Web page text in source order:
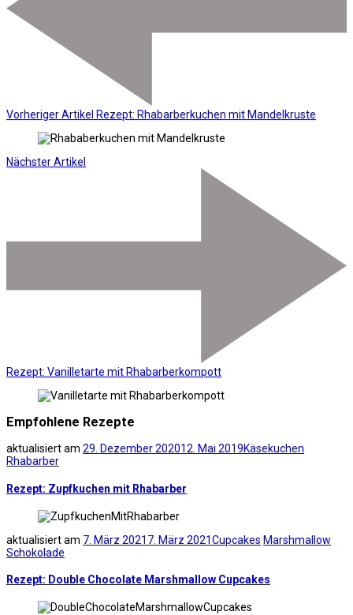
Vorheriger Artikel Rezept: Rhabarberkuchen mit Mandelkruste
Nächster Artikel
Rezept: Vanilletarte mit Rhabarberkompott
Empfohlene Rezepte
aktualisiert am 29. Dezember 202012. Mai 2019Käsekuchen
Rhabarber
Rezept: Zupfkuchen mit Rhabarber
aktualisiert am 7. März 2021 7. März 2021Cupcakes Marshmallow
Schokolade
Rezept: Double Chocolate Marshmallow Cupcakes